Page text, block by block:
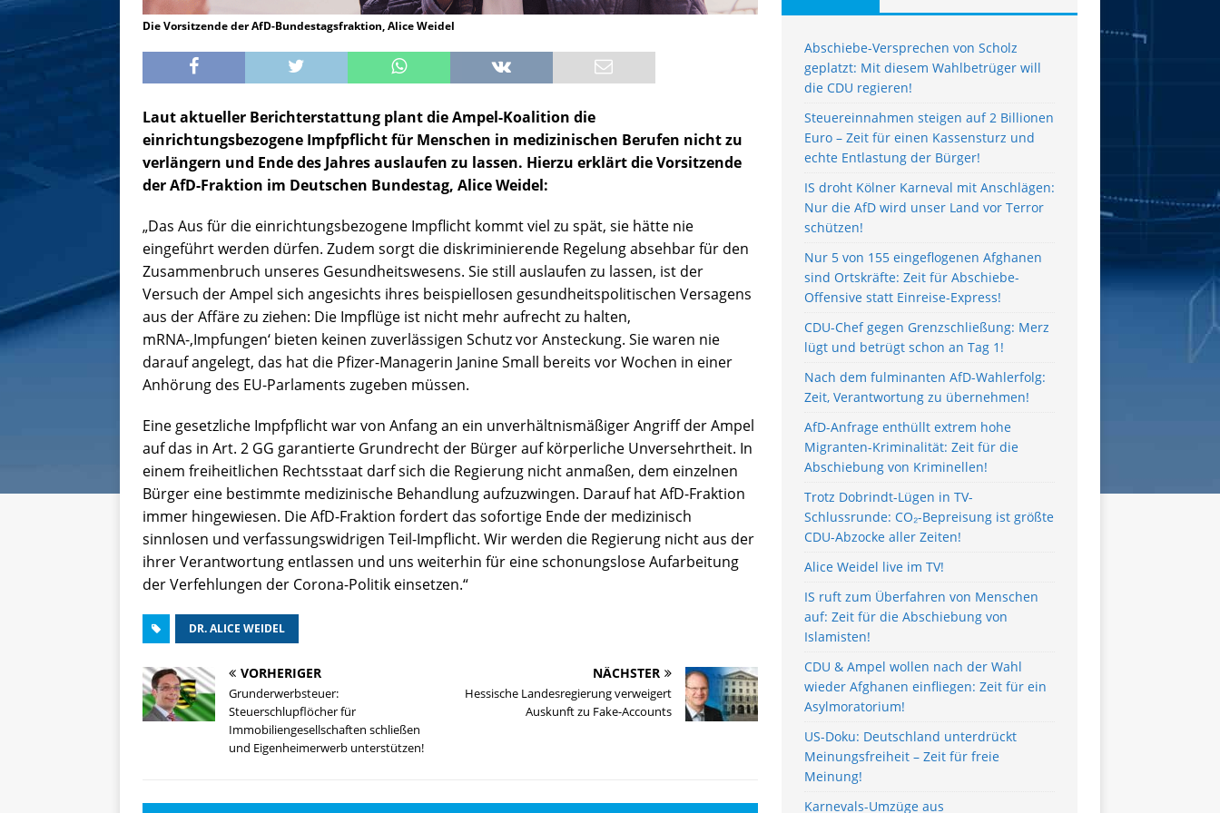
Die Vorsitzende der AfD-Bundestagsfraktion, Alice Weidel
Laut aktueller Berichterstattung plant die Ampel-Koalition die
einrichtungsbezogene Impfpflicht für Menschen in medizinischen Berufen nicht zu
verlängern und Ende des Jahres auslaufen zu lassen. Hierzu erklärt die Vorsitzende
der AfD-Fraktion im Deutschen Bundestag, Alice Weidel:
„Das Aus für die einrichtungsbezogene Impflicht kommt viel zu spät, sie hätte nie
eingeführt werden dürfen. Zudem sorgt die diskriminierende Regelung absehbar für den
Zusammenbruch unseres Gesundheitswesens. Sie still auslaufen zu lassen, ist der
Versuch der Ampel sich angesichts ihres beispiellosen gesundheitspolitischen Versagens
aus der Affäre zu ziehen: Die Impflüge ist nicht mehr aufrecht zu halten,
mRNA-,Impfungen‘ bieten keinen zuverlässigen Schutz vor Ansteckung. Sie waren nie
darauf angelegt, das hat die Pfizer-Managerin Janine Small bereits vor Wochen in einer
Anhörung des EU-Parlaments zugeben müssen.
Eine gesetzliche Impfpflicht war von Anfang an ein unverhältnismäßiger Angriff der Ampel
auf das in Art. 2 GG garantierte Grundrecht der Bürger auf körperliche Unversehrtheit. In
einem freiheitlichen Rechtsstaat darf sich die Regierung nicht anmaßen, dem einzelnen
Bürger eine bestimmte medizinische Behandlung aufzuzwingen. Darauf hat AfD-Fraktion
immer hingewiesen. Die AfD-Fraktion fordert das sofortige Ende der medizinisch
sinnlosen und verfassungswidrigen Teil-Impflicht. Wir werden die Regierung nicht aus der
ihrer Verantwortung entlassen und uns weiterhin für eine schonungslose Aufarbeitung
der Verfehlungen der Corona-Politik einsetzen.“
DR. ALICE WEIDEL
VORHERIGER
Grunderwerbsteuer:
Steuerschlupflöcher für
Immobiliengesellschaften schließen
und Eigenheimerwerb unterstützen!
NÄCHSTER
Hessische Landesregierung verweigert
Auskunft zu Fake-Accounts
Abschiebe-Versprechen von Scholz
geplatzt: Mit diesem Wahlbetrüger will
die CDU regieren!
Steuereinnahmen steigen auf 2 Billionen
Euro – Zeit für einen Kassensturz und
echte Entlastung der Bürger!
IS droht Kölner Karneval mit Anschlägen:
Nur die AfD wird unser Land vor Terror
schützen!
Nur 5 von 155 eingeflogenen Afghanen
sind Ortskräfte: Zeit für Abschiebe-
Offensive statt Einreise-Express!
CDU-Chef gegen Grenzschließung: Merz
lügt und betrügt schon an Tag 1!
Nach dem fulminanten AfD-Wahlerfolg:
Zeit, Verantwortung zu übernehmen!
AfD-Anfrage enthüllt extrem hohe
Migranten-Kriminalität: Zeit für die
Abschiebung von Kriminellen!
Trotz Dobrindt-Lügen in TV-
Schlussrunde: CO₂-Bepreisung ist größte
CDU-Abzocke aller Zeiten!
Alice Weidel live im TV!
IS ruft zum Überfahren von Menschen
auf: Zeit für die Abschiebung von
Islamisten!
CDU & Ampel wollen nach der Wahl
wieder Afghanen einfliegen: Zeit für ein
Asylmoratorium!
US-Doku: Deutschland unterdrückt
Meinungsfreiheit – Zeit für freie
Meinung!
Karnevals-Umzüge aus